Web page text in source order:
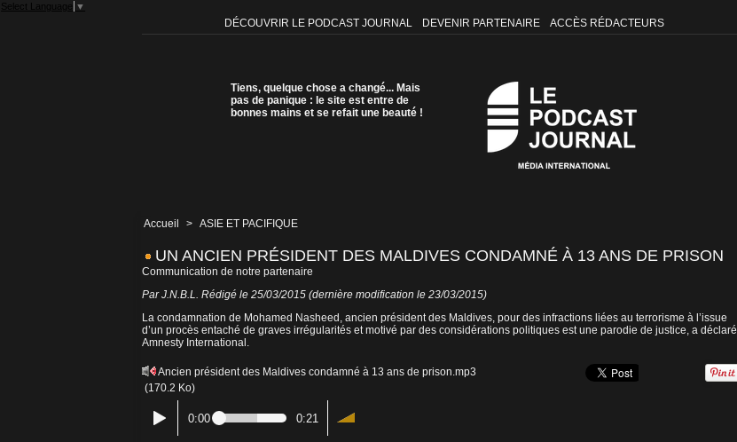
Select Language ▼
DÉCOUVRIR LE PODCAST JOURNAL DEVENIR PARTENAIRE ACCÈS RÉDACTEURS
Tiens, quelque chose a changé... Mais
pas de panique : le site est entre de
bonnes mains et se refait une beauté !
Accueil > ASIE ET PACIFIQUE
UN ANCIEN PRÉSIDENT DES MALDIVES CONDAMNÉ À 13 ANS DE PRISON
Communication de notre partenaire
Par J.N.B.L. Rédigé le 25/03/2015 (dernière modification le 23/03/2015)
La condamnation de Mohamed Nasheed, ancien président des Maldives, pour des infractions liées au terrorisme à l’issue
d’un procès entaché de graves irrégularités et motivé par des considérations politiques est une parodie de justice, a déclaré
Amnesty International.
Ancien président des Maldives condamné à 13 ans de prison.mp3
(170.2 Ko)
0:00 0:21